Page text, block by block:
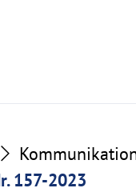
157-2023